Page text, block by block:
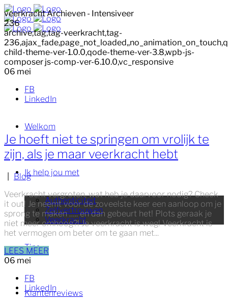
Welkom
Ik help jou met
Authenticiteit
Zelfvertrouwen
Veerkracht
Tips
Klantenreviews
veerkracht Archieven - Intensiveer
236
archive,tag,tag-veerkracht,tag-
child-theme-ver-1.0.0,qode-theme-ver-3.8,wpb-js-
composer js-comp-ver-6.10.0,vc_responsive
06 mei
FB
LinkedIn
Je hoeft niet te springen om vrolijk te
zijn, als je maar veerkracht hebt
Blog
Veerkracht vergroten, wat heb je daarvoor nodig? Check
it out! Je neemt voor de zoveelste keer een aanloop om je
sprong te maken ….. en dan gebeurt het! Plots geraak je
niet meer omhoog?! Je veerkracht is weg! Veerkracht is
het vermogen om beter om te gaan met...
LEES MEER
06 mei
FB
LinkedIn